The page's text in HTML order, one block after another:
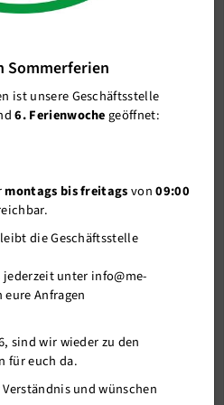
Sommerferien
ist unsere Geschäftsstelle
6. Ferienwochegeöffnet:
montags bis freitagsvon09:00
die Geschäftsstelle
unter info@me-
Anfragen
sind wir wieder zu den
für euch da.
und wünschen